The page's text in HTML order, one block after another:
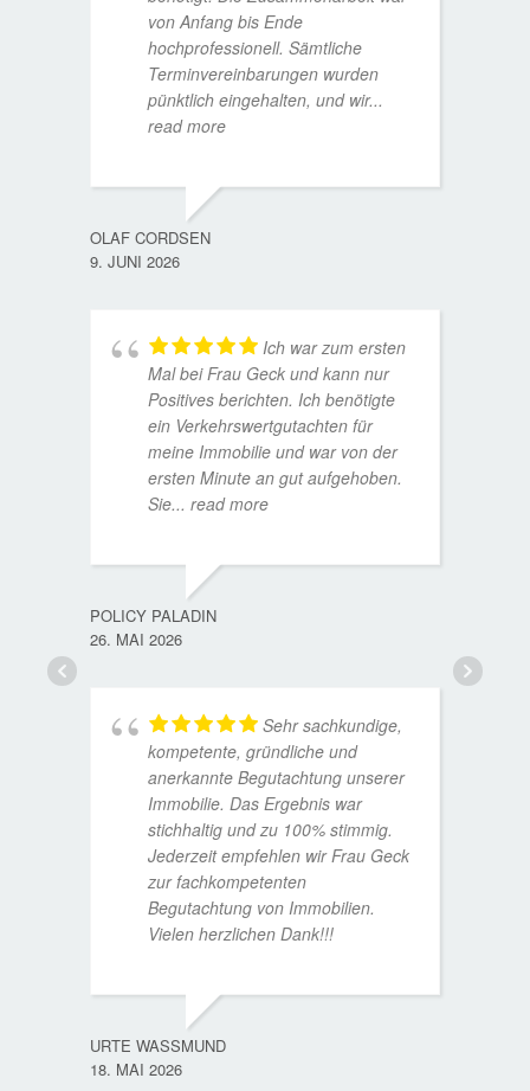
von Anfang bis Ende
hochprofessionell. Sämtliche
Terminvereinbarungen wurden
pünktlich eingehalten, und wir...
read more
OLAF CORDSEN
9. JUNI 2026
Ich war zum ersten
Mal bei Frau Geck und kann nur
Positives berichten. Ich benötigte
ein Verkehrswertgutachten für
meine Immobilie und war von der
ersten Minute an gut aufgehoben.
Sie... read more
POLICY PALADIN
26. MAI 2026
Sehr sachkundige,
kompetente, gründliche und
anerkannte Begutachtung unserer
Immobilie. Das Ergebnis war
stichhaltig und zu 100% stimmig.
Jederzeit empfehlen wir Frau Geck
zur fachkompetenten
Begutachtung von Immobilien.
Vielen herzlichen Dank!!!
URTE WASSMUND
18. MAI 2026